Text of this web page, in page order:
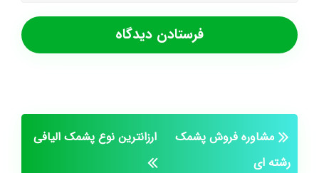
مشاوره فروش پشمک
رشته ای
ارزانترین نوع پشمک الیافی